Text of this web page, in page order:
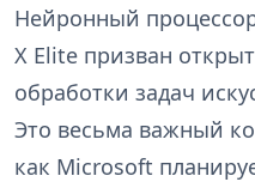
Нейронный
X Elite призван
обработки задач
Это весьма важный
как Microsoft